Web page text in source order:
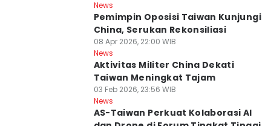
News
Pemimpin Oposisi Taiwan Kunjungi
China, Serukan Rekonsiliasi
08 Apr 2026, 22:00 WIB
News
Aktivitas Militer China Dekati
Taiwan Meningkat Tajam
03 Feb 2026, 23:56 WIB
News
AS-Taiwan Perkuat Kolaborasi AI